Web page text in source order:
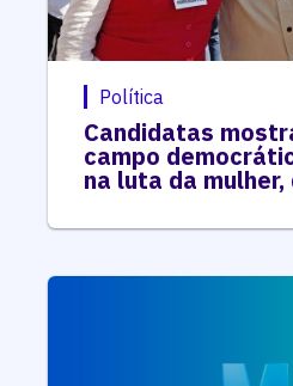
Política
Candidatas
campo
na luta da mulher,